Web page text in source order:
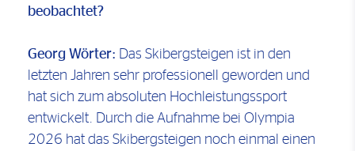
beobachtet?
Georg Wörter: Das Skibergsteigen ist in den
letzten Jahren sehr professionell geworden und
hat sich zum absoluten Hochleistungssport
entwickelt. Durch die Aufnahme bei Olympia
2026 hat das Skibergsteigen noch einmal einen